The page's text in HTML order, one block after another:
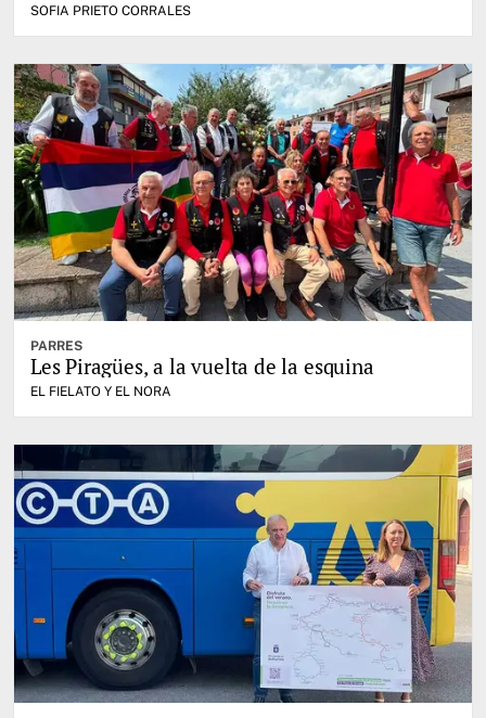
SOFIA PRIETO CORRALES
PARRES
Les Piragües, a la vuelta de la esquina
EL FIELATO Y EL NORA